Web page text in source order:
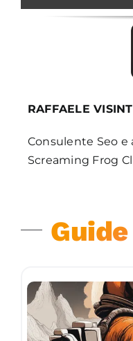
RAFFAELE
Consulente Seo
Screaming Frog